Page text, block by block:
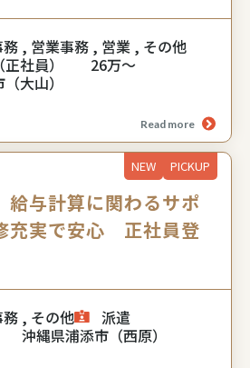
データ入力 , 事務 , 営業事務 , 営業 , その他
社員）
26万～
大山）
Read more
NEW PICKUP
与計算に関わるサポ
実で安心 正社員登
データ入力 , 事務 , その他
派遣
沖縄県浦添市（西原）